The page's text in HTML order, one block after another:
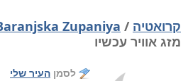
קרואטיה /
Zupaniya
מזג אוויר עכשיו
לסמן העיר שלי